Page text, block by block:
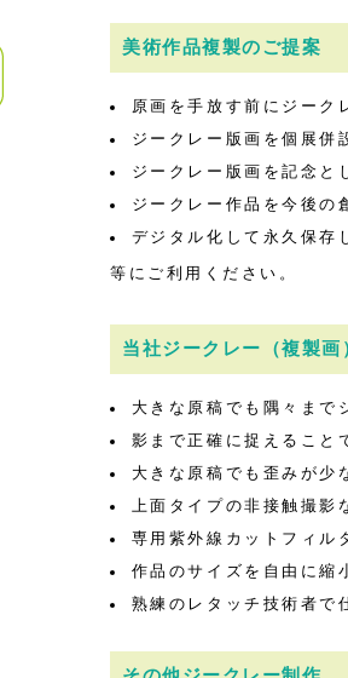
美術作品複製のご提案
原画を手放す前にジーク
ジークレー版画を個展併
ジークレー版画を記念と
ジークレー作品を今後の
デジタル化して永久保存
等にご利用ください。
当社ジークレー（複製画
大きな原稿でも隅々まで
影まで正確に捉えること
大きな原稿でも歪みが少
上面タイプの非接触撮影
専用紫外線カットフィル
作品のサイズを自由に縮
熟練のレタッチ技術者で